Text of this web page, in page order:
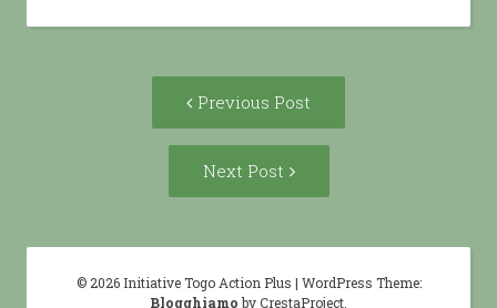
Previous Post
post:
Next Post
Post:
© 2026 Initiative Togo Action Plus | WordPress Theme:
Blogghiamo by CrestaProject.